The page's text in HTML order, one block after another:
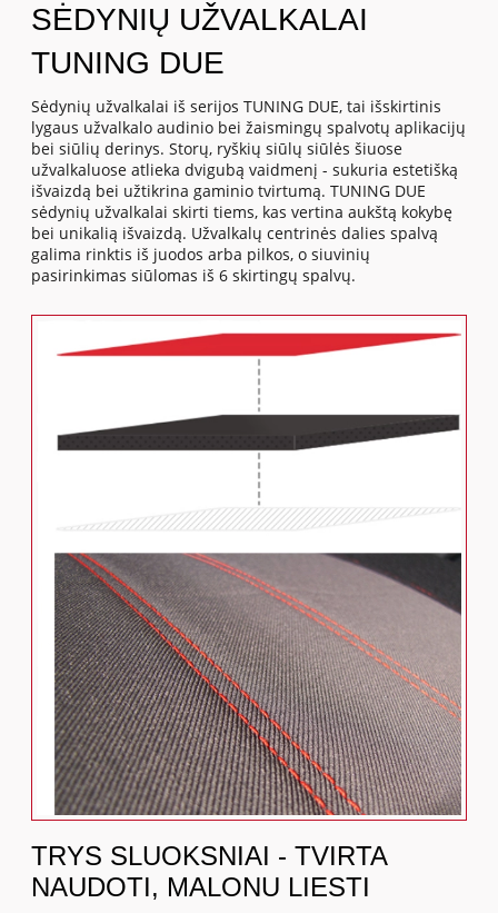
SĖDYNIŲ UŽVALKALAI
TUNING DUE
Sėdynių užvalkalai iš serijos TUNING DUE, tai išskirtinis
lygaus užvalkalo audinio bei žaismingų spalvotų aplikacijų
bei siūlių derinys. Storų, ryškių siūlų siūlės šiuose
užvalkaluose atlieka dvigubą vaidmenį - sukuria estetišką
išvaizdą bei užtikrina gaminio tvirtumą. TUNING DUE
sėdynių užvalkalai skirti tiems, kas vertina aukštą kokybę
bei unikalią išvaizdą. Užvalkalų centrinės dalies spalvą
galima rinktis iš juodos arba pilkos, o siuvinių
pasirinkimas siūlomas iš 6 skirtingų spalvų.
TRYS SLUOKSNIAI - TVIRTA
NAUDOTI, MALONU LIESTI